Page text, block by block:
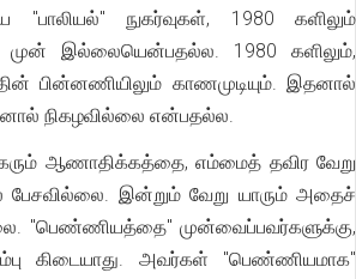
"பாலியல்" நுகர்வுகள், 1980 களிலும்
முன் இல்லையென்பதல்ல. 1980 களிலும்,
பின்னணியிலும் காணமுடியும். இதனால்
நிகழவில்லை என்பதல்ல.
ஆணாதிக்கத்தை, எம்மைத் தவிர வேறு
பேசவில்லை. இன்றும் வேறு யாரும் அதைச்
"பெண்ணியத்தை" முன்வைப்பவர்களுக்கு,
கிடையாது. அவர்கள் "பெண்ணியமாக"